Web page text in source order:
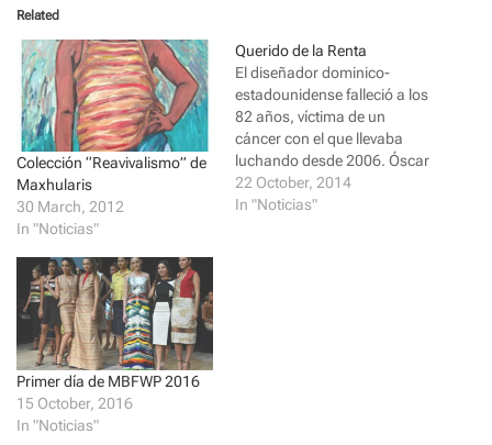
o
s
a
r
e
o
n
T
w
i
t
t
e
r
O
e
n
s
i
n
n
e
w
w
i
n
d
o
a
r
e
o
n
F
a
c
e
o
p
e
n
s
i
n
n
e
w
w
i
Related
Colección “Reavivalismo” de
Maxhularis
30 March, 2012
In "Noticias"
Querido de la Renta
El diseñador dominico-
estadounidense falleció a los
82 años, víctima de un
cáncer con el que llevaba
luchando desde 2006. Óscar
de la Renta era todo
elegancia. Por eso se ha ido
22 October, 2014
In "Noticias"
Primer día de MBFWP 2016
15 October, 2016
In "Noticias"